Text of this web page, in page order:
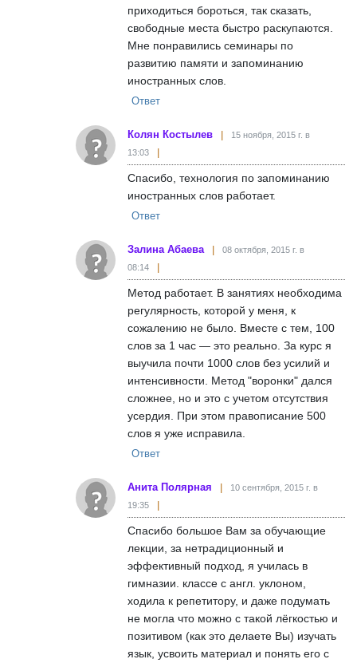
приходиться бороться, так сказать,
свободные места быстро раскупаются.
Мне понравились семинары по
развитию памяти и запоминанию
иностранных слов.
Ответ
Колян Костылев
15 ноября, 2015 г. в
13:03
Спасибо, технология по запоминанию
иностранных слов работает.
Ответ
Залина Абаева
08 октября, 2015 г. в
08:14
Метод работает. В занятиях необходима
регулярность, которой у меня, к
сожалению не было. Вместе с тем, 100
слов за 1 час — это реально. За курс я
выучила почти 1000 слов без усилий и
интенсивности. Метод "воронки" дался
сложнее, но и это с учетом отсутствия
усердия. При этом правописание 500
слов я уже исправила.
Ответ
Анита Полярная
10 сентября, 2015 г. в
19:35
Спасибо большое Вам за обучающие
лекции, за нетрадиционный и
эффективный подход, я училась в
гимназии. классе с англ. уклоном,
ходила к репетитору, и даже подумать
не могла что можно с такой лёгкостью и
позитивом (как это делаете Вы) изучать
язык, усвоить материал и понять его с